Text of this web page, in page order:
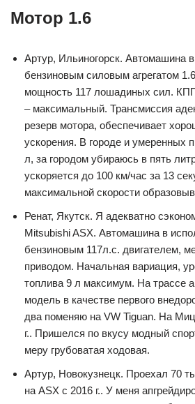
Мотор 1.6
Артур, Ильиногорск. Автомашина
бензиновым силовым агрегатом
мощность 117 лошадиных сил.
– максимальный. Трансмиссия
резерв мотора, обеспечивает
ускорения. В городе и умеренных
л, за городом убираюсь в пять
ускоряется до 100 км/час за 13
максимальной скорости
Ренат, Якутск. Я адекватно
Mitsubishi ASX. Автомашина в
бензиновым 117л.с. двигателем,
приводом. Начальная вариация,
топлива 9 л максимум. На трассе
модель в качестве первого
два поменяю на VW Tiguan. На
г.. Пришелся по вкусу модный
меру грубоватая ходовая.
Артур, Новокузнецк. Проехал 70
на ASX c 2016 г.. У меня